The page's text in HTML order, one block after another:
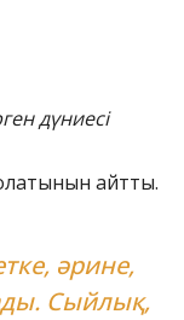
дүниесі
айтты.
әрине,
Сыйлық,